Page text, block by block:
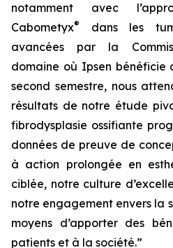
notamment avec
Cabometyx®
dans les
avancées par la
domaine où Ipsen bénéficie
second semestre, nous
résultats de notre étude
fibrodysplasie ossifiante
données de preuve de
à action prolongée en
ciblée, notre culture
notre engagement envers la
moyens d’apporter des
patients et à la société.”